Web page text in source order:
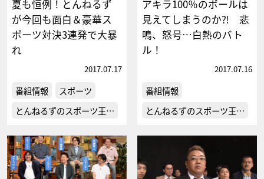
夏も恒例！とんねるず
が今回も面白＆豪華ス
ポーツ対決3連発で大暴
れ
2017.07.17
番組情報
スポーツ
とんねるずのスポーツ王…
アキラ100％のボールは
見えてしまうのか⁈ 悲
鳴、怒号…白熱のバト
ル！
2017.07.16
番組情報
とんねるずのスポーツ王…